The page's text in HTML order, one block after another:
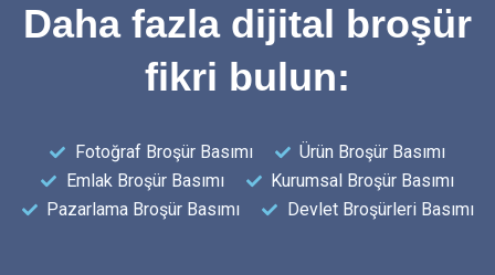
Daha fazla dijital broşür
fikri bulun:
Fotoğraf Broşür Basımı
Ürün Broşür Basımı
Emlak Broşür Basımı
Kurumsal Broşür Basımı
Pazarlama Broşür Basımı
Devlet Broşürleri Basımı